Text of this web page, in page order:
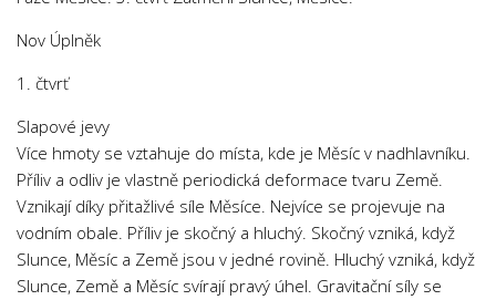
Nov Úplněk
1. čtvrť
Slapové jevy
Více hmoty se vztahuje do místa, kde je Měsíc v nadhlavníku.
Příliv a odliv je vlastně periodická deformace tvaru Země.
Vznikají díky přitažlivé síle Měsíce. Nejvíce se projevuje na
vodním obale. Příliv je skočný a hluchý. Skočný vzniká, když
Slunce, Měsíc a Země jsou v jedné rovině. Hluchý vzniká, když
Slunce, Země a Měsíc svírají pravý úhel. Gravitační síly se